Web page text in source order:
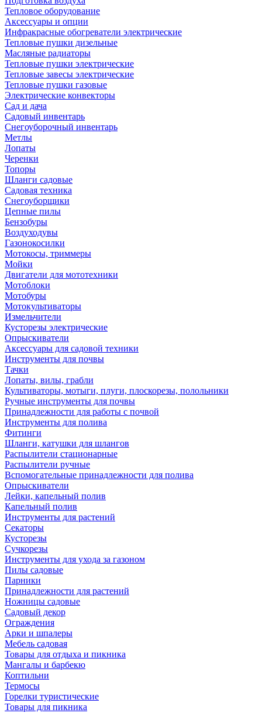
Тепловое оборудование
Аксессуары и опции
Инфракрасные обогреватели электрические
Тепловые пушки дизельные
Масляные радиаторы
Тепловые пушки электрические
Тепловые завесы электрические
Тепловые пушки газовые
Электрические конвекторы
Сад и дача
Садовый инвентарь
Снегоуборочный инвентарь
Метлы
Лопаты
Черенки
Топоры
Шланги садовые
Садовая техника
Снегоуборщики
Цепные пилы
Бензобуры
Воздуходувы
Газонокосилки
Мотокосы, триммеры
Мойки
Двигатели для мототехники
Мотоблоки
Мотобуры
Мотокультиваторы
Измельчители
Кусторезы электрические
Опрыскиватели
Аксессуары для садовой техники
Инструменты для почвы
Тачки
Лопаты, вилы, грабли
Культиваторы, мотыги, плуги, плоскорезы, полольники
Ручные инструменты для почвы
Принадлежности для работы с почвой
Инструменты для полива
Фитинги
Шланги, катушки для шлангов
Распылители стационарные
Распылители ручные
Вспомогательные принадлежности для полива
Опрыскиватели
Лейки, капельный полив
Капельный полив
Инструменты для растений
Секаторы
Кусторезы
Сучкорезы
Инструменты для ухода за газоном
Пилы садовые
Парники
Принадлежности для растений
Ножницы садовые
Садовый декор
Ограждения
Арки и шпалеры
Мебель садовая
Товары для отдыха и пикника
Мангалы и барбекю
Коптильни
Термосы
Горелки туристические
Товары для пикника